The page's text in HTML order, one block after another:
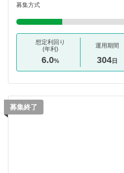
募集方式
想定利回り
(年利)
6.0%
運用期間
304日
募集終了